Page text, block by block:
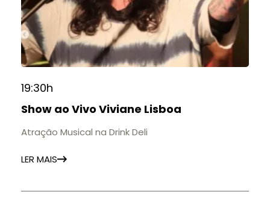
19:30h
Show ao Vivo Viviane Lisboa
Atração Musical na Drink Deli
LER MAIS